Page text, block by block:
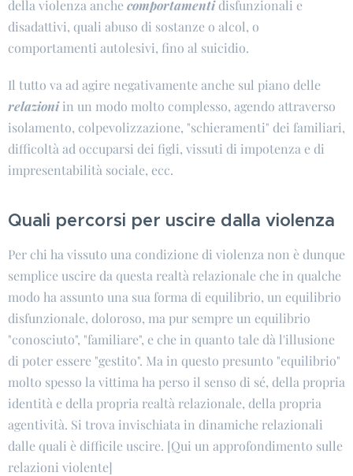
della violenza anchecomportamentidisfunzionali e
disadattivi, quali abuso di sostanze o alcol, o
comportamenti autolesivi, fino al suicidio.
Il tutto va ad agire negativamente anche sul piano delle
relazioniin un modo molto complesso, agendo attraverso
isolamento, colpevolizzazione, "schieramenti" dei familiari,
difficoltà ad occuparsi dei figli, vissuti di impotenza e di
impresentabilità sociale, ecc.
Quali percorsi per uscire dalla violenza
Per chi ha vissuto una condizione di violenza non è dunque
semplice uscire da questa realtà relazionale che in qualche
modo ha assunto una sua forma di equilibrio, un equilibrio
disfunzionale, doloroso, ma pur sempre un equilibrio
"conosciuto", "familiare", e che in quanto tale dà l'illusione
di poter essere "gestito". Ma in questo presunto "equilibrio"
molto spesso la vittima ha perso il senso di sé, della propria
identità e della propria realtà relazionale, della propria
agentività. Si trova invischiata in dinamiche relazionali
dalle quali è difficile uscire. [Qui un approfondimento sulle
relazioni violente]